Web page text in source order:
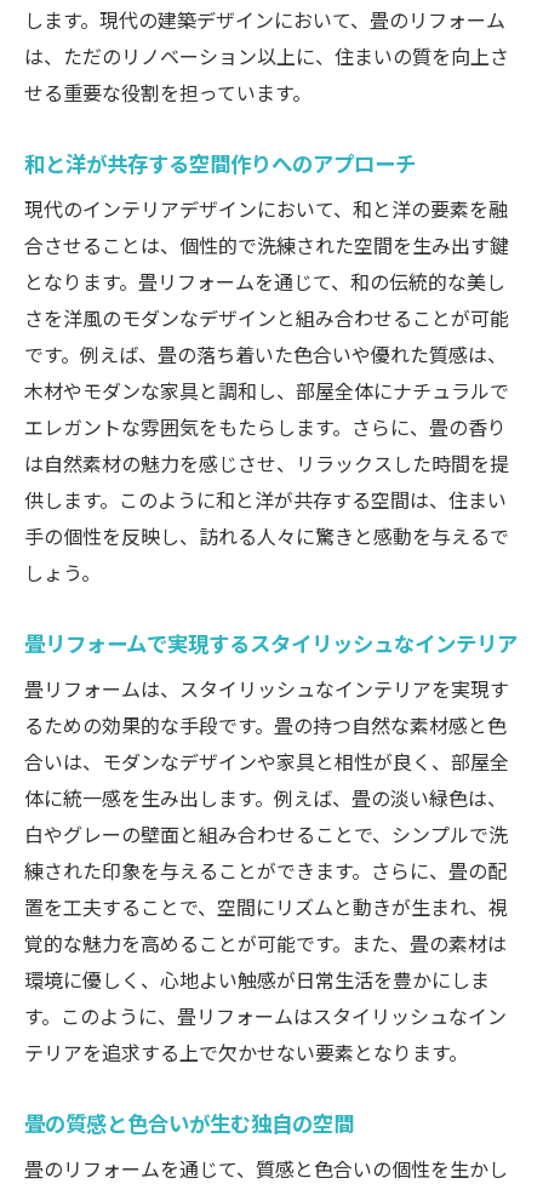
畳の香りがもたらすリラックス効果とは
畳の香りを活かした空間デザインのヒント
香り高い畳を用いたリフォームのメリット
畳リフォームで五感を刺激する生活を実現
畳の魅力的な香りを日常に取り入れる方法
現代生活に合った畳リフォームで新たな住空間
を創造
現代ライフスタイルに適した畳のリフォー
ム事例
畳リフォームで実現する機能的な空間づく
り
畳のリフォームがもたらす新しい生活様式
現代のニーズに応える畳リフォームの選択
ト
畳リフォームで暮らしに新風を吹き込む
リフォームで伝統的な畳の持つ独自性を現代に
活かす
畳の独自性を引き出すリフォームの技術
伝統と現代が交差する畳リフォームの魅力
畳リフォームで伝統美を現代に再現する方
法
畳の持つ独自性を活かした空間デザイン
リフォームで実現する畳の伝統的な風合い
畳の個性を生かした現代的な空間づくり
ーム提案
自然素材畳を使った和モダンリフォームの
します。現代の建築デザインにおいて、畳のリフォーム
は、ただのリノベーション以上に、住まいの質を向上さ
せる重要な役割を担っています。
和と洋が共存する空間作りへのアプローチ
現代のインテリアデザインにおいて、和と洋の要素を融
合させることは、個性的で洗練された空間を生み出す鍵
となります。畳リフォームを通じて、和の伝統的な美し
さを洋風のモダンなデザインと組み合わせることが可能
です。例えば、畳の落ち着いた色合いや優れた質感は、
木材やモダンな家具と調和し、部屋全体にナチュラルで
エレガントな雰囲気をもたらします。さらに、畳の香り
は自然素材の魅力を感じさせ、リラックスした時間を提
供します。このように和と洋が共存する空間は、住まい
手の個性を反映し、訪れる人々に驚きと感動を与えるで
しょう。
畳リフォームで実現するスタイリッシュなインテリア
畳リフォームは、スタイリッシュなインテリアを実現す
るための効果的な手段です。畳の持つ自然な素材感と色
合いは、モダンなデザインや家具と相性が良く、部屋全
体に統一感を生み出します。例えば、畳の淡い緑色は、
白やグレーの壁面と組み合わせることで、シンプルで洗
練された印象を与えることができます。さらに、畳の配
置を工夫することで、空間にリズムと動きが生まれ、視
覚的な魅力を高めることが可能です。また、畳の素材は
環境に優しく、心地よい触感が日常生活を豊かにしま
す。このように、畳リフォームはスタイリッシュなイン
テリアを追求する上で欠かせない要素となります。
畳の質感と色合いが生む独自の空間
畳のリフォームを通じて、質感と色合いの個性を生かし